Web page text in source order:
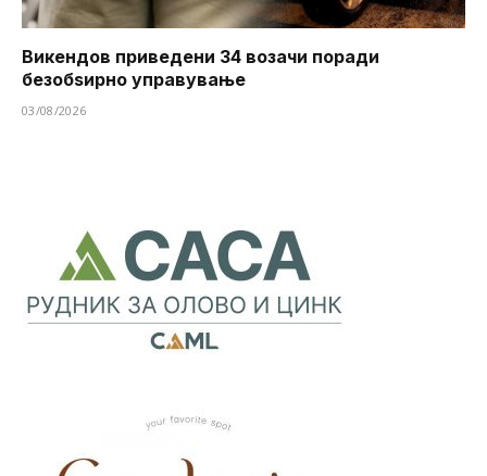
Викендов приведени 34 возачи поради
безобѕирно управување
03/08/2026